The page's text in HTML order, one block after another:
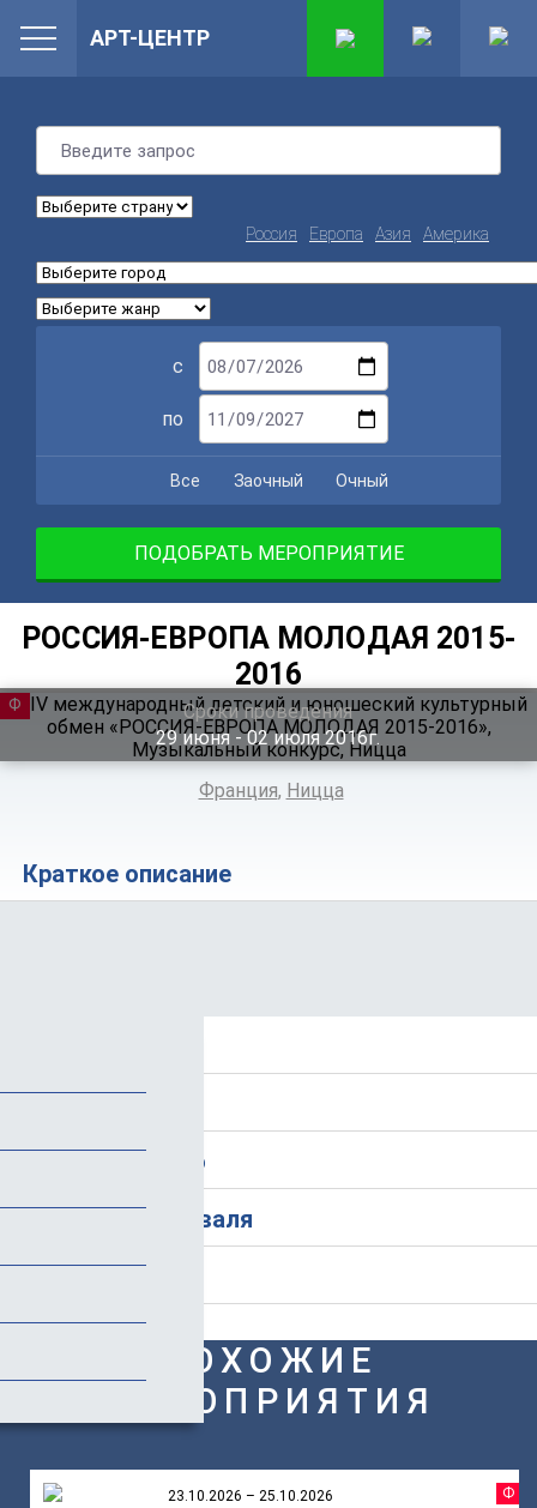
Россия Европа Азия Америка
с
по
Все Заочный Очный
ПОДОБРАТЬ МЕРОПРИЯТИЕ
РОССИЯ-ЕВРОПА МОЛОДАЯ 2015-
2016
Сроки проведения
29июня ‐ 02июля 2016г.
ФЕСТИВАЛЬ
Франция, Ницца
Краткое описание
Дополнительно
История фестиваля
ПОХОЖИЕ
МЕРОПРИЯТИЯ
23.10.2026 – 25.10.2026
АРТ-ЦЕНТР